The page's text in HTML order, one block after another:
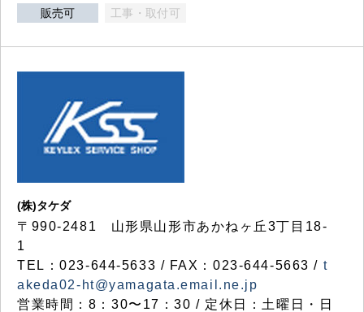
販売可 工事・取付可
(株)タケダ
〒990-2481 山形県山形市あかねヶ丘3丁目18-
1
TEL：023-644-5633 / FAX：023-644-5663 / t
akeda02-ht@yamagata.email.ne.jp
営業時間：8：30〜17：30 / 定休日：土曜日・日